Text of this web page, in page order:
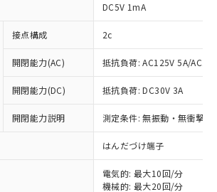
DC5V 1mA
接点構成 2c
開閉能力(AC) 抵抗負荷: AC125V 5A/
開閉能力(DC) 抵抗負荷: DC30V 3A
開閉能力説明 測定条件: 無振動・無衝撃
はんだづけ端子
電気的: 最大10回/分
機械的: 最大20回/分